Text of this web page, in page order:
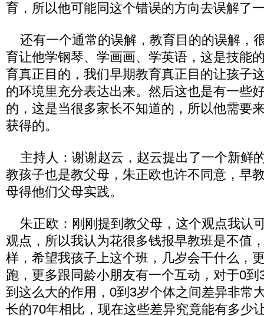
育，所以他可能同这个错误的方向去误解了
还有一个通常的误解，教育目的的误解，
育让他学钢琴、学画画、学英语，这是技能
育真正目的，我们早期教育真正目的让孩子
的环境里充分表达出来。然后这也是有一些
的，这是当很多家长不知道的，所以他需要
获得的。
主持人：谢谢赵云，赵云提出了一个新鲜
教孩子也是教父母，朱正欧也许不同意，早
母得他们父母实践。
朱正欧：刚刚提到教父母，这个观点我认
观点，所以我认为花很多钱报早教班是不值
样，希望我孩子上这个班，几岁会干什么，
跑，更多跟同龄小朋友有一个互动，对于0
到这么大的作用，0到3岁个体之间差异非常
长的70年相比，现在这些差异究竟能有多少